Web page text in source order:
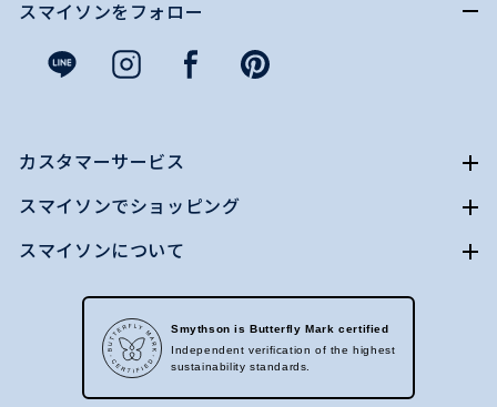
スマイソンをフォロー
カスタマーサービス
スマイソンでショッピング
スマイソンについて
Smythson is Butterfly Mark certified
Independent verification of the highest
sustainability standards.